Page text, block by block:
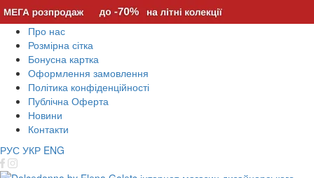
Про нас
Розмірна сітка
Бонусна картка
Оформлення замовлення
Політика конфіденційності
Публічна Оферта
Новини
Контакти
РУС УКР ENG